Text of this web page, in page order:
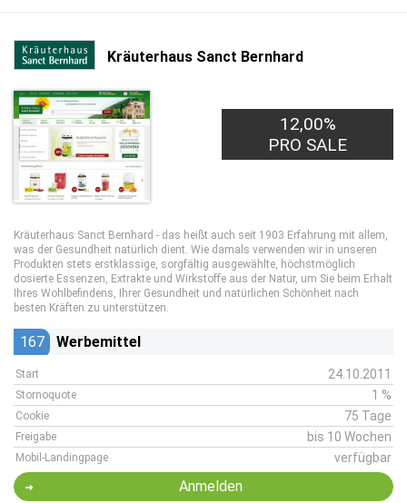
Kräuterhaus Sanct Bernhard
12,00%
PRO SALE
Kräuterhaus Sanct Bernhard - das heißt auch seit 1903 Erfahrung mit allem,
was der Gesundheit natürlich dient. Wie damals verwenden wir in unseren
Produkten stets erstklassige, sorgfältig ausgewählte, höchstmöglich
dosierte Essenzen, Extrakte und Wirkstoffe aus der Natur, um Sie beim Erhalt
Ihres Wohlbefindens, Ihrer Gesundheit und natürlichen Schönheit nach
besten Kräften zu unterstützen.
167 Werbemittel
Start 24.10.2011
Stornoquote 1 %
Cookie 75 Tage
Freigabe bis 10 Wochen
Mobil-Landingpage verfügbar
Anmelden